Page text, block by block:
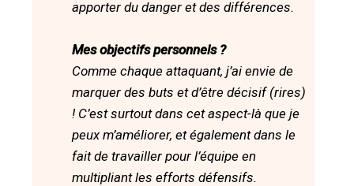
apporter du danger et des différences.
Mes objectifs personnels ?
Comme chaque attaquant, j’ai envie de
marquer des buts et d’être décisif (rires)
! C’est surtout dans cet aspect-là que je
peux m’améliorer, et également dans le
fait de travailler pour l’équipe en
multipliant les efforts défensifs.